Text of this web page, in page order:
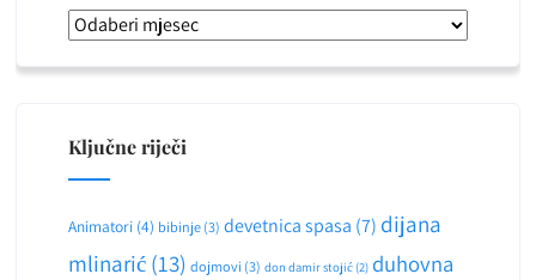
Arhiva
Ključne riječi
Animatori(4) bibinje(3) devetnica spasa (7) dijana
mlinarić(13) dojmovi (3) don damir stojić(2) duhovna